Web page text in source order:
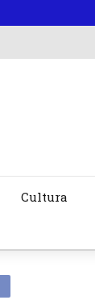
Cultura